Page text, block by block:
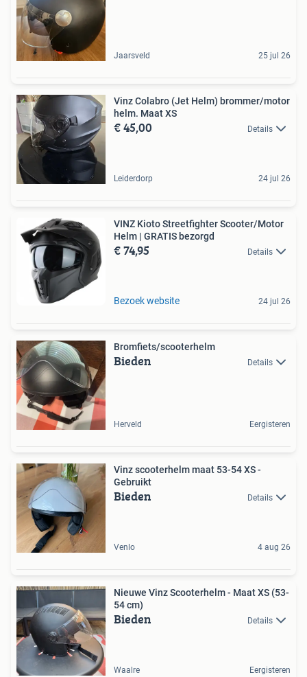
Jaarsveld 25 jul 26
Vinz Colabro (Jet Helm) brommer/motor
helm. Maat XS
€ 45,00 Details
Leiderdorp 24 jul 26
VINZ Kioto Streetfighter Scooter/Motor
Helm | GRATIS bezorgd
€ 74,95 Details
Bezoek website 24 jul 26
Bromfiets/scooterhelm
Bieden Details
Herveld Eergisteren
Vinz scooterhelm maat 53-54 XS -
Gebruikt
Bieden Details
Venlo 4 aug 26
Nieuwe Vinz Scooterhelm - Maat XS (53-
54 cm)
Bieden Details
Waalre Eergisteren